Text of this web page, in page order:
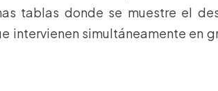
tablas donde se muestre el
intervienen simultáneamente en